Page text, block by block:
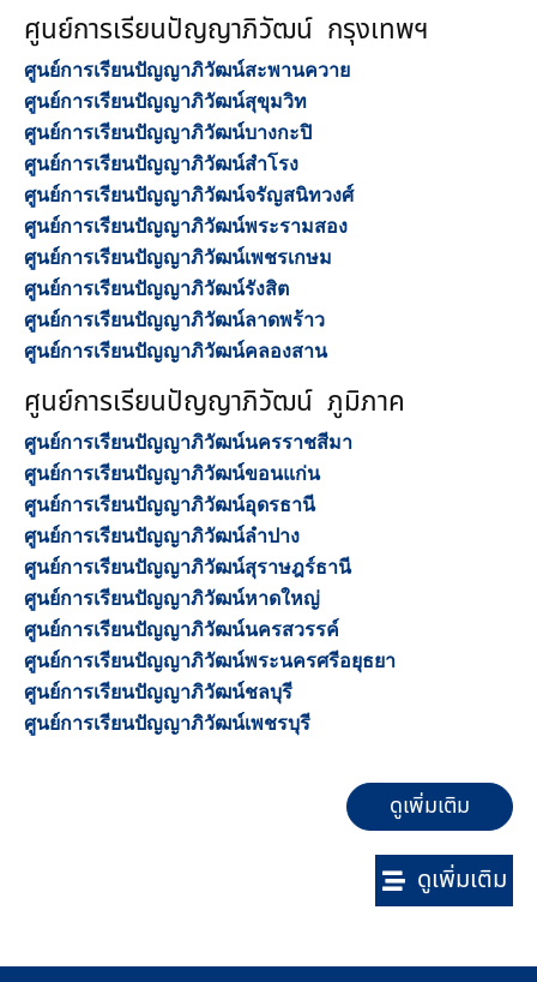
ศูนย์การเรียนปัญญาภิวัฒน์ กรุงเทพฯ
ศูนย์การเรียนปัญญาภิวัฒน์สะพานควาย
ศูนย์การเรียนปัญญาภิวัฒน์สุขุมวิท
ศูนย์การเรียนปัญญาภิวัฒน์บางกะปิ
ศูนย์การเรียนปัญญาภิวัฒน์สำโรง
ศูนย์การเรียนปัญญาภิวัฒน์จรัญสนิทวงศ์
ศูนย์การเรียนปัญญาภิวัฒน์พระรามสอง
ศูนย์การเรียนปัญญาภิวัฒน์เพชรเกษม
ศูนย์การเรียนปัญญาภิวัฒน์รังสิต
ศูนย์การเรียนปัญญาภิวัฒน์ลาดพร้าว
ศูนย์การเรียนปัญญาภิวัฒน์คลองสาน
ศูนย์การเรียนปัญญาภิวัฒน์ ภูมิภาค
ศูนย์การเรียนปัญญาภิวัฒน์นครราชสีมา
ศูนย์การเรียนปัญญาภิวัฒน์ขอนแก่น
ศูนย์การเรียนปัญญาภิวัฒน์อุดรธานี
ศูนย์การเรียนปัญญาภิวัฒน์ลำปาง
ศูนย์การเรียนปัญญาภิวัฒน์สุราษฎร์ธานี
ศูนย์การเรียนปัญญาภิวัฒน์หาดใหญ่
ศูนย์การเรียนปัญญาภิวัฒน์นครสวรรค์
ศูนย์การเรียนปัญญาภิวัฒน์พระนครศรีอยุธยา
ศูนย์การเรียนปัญญาภิวัฒน์ชลบุรี
ศูนย์การเรียนปัญญาภิวัฒน์เพชรบุรี
ดูเพิ่มเติม
ดูเพิ่มเติม